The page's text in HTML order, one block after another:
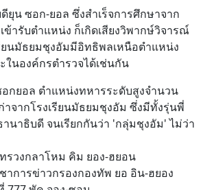
ยุน ซอก-ยอล ซึ่งสำเร็จการศึกษาจาก
ข้ารับตำแหน่ง ก็เกิดเสียงวิพากษ์วิจารณ์
ยนมัธยมชุงอัมมีอิทธิพลเหนือตำแหน่ง
นองค์กรตำรวจได้เช่นกัน
กยอล ตำแหน่งทหารระดับสูงจำนวน
าจากโรงเรียนมัธยมชุงอัม ซึ่งมีทั้งรุ่นพี่
นาธิบดี จนเรียกกันว่า 'กลุ่มชุงอัม' ไม่ว่า
รวงกลาโหม คิม ยอง-ฮยอน
การข่าวกรองกองทัพ ยอ อิน-ฮยอง